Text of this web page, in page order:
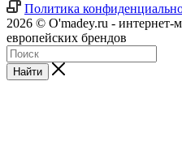
Политика
2026 © O'madey.ru - интернет-
европейских брендов
Найти